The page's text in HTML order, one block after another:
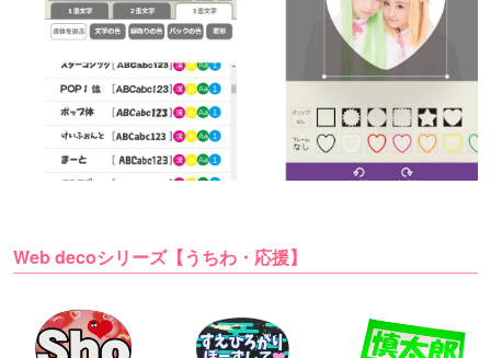
Web decoシリーズ【うちわ・応援】